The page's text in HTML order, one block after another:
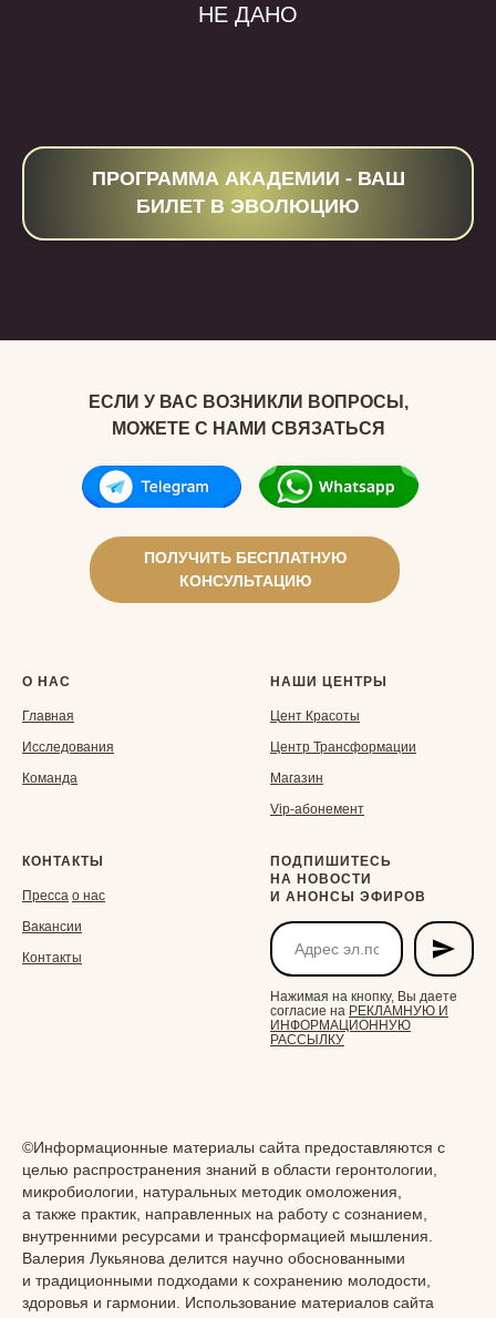
НЕ ДАНО
ПРОГРАММА АКАДЕМИИ - ВАШ
БИЛЕТ В ЭВОЛЮЦИЮ
ПРИОБРЕСТИ VIP- АБОНЕМЕНТ НА 2
ГОДА
ЕСЛИ У ВАС ВОЗНИКЛИ ВОПРОСЫ,
МОЖЕТЕ С НАМИ СВЯЗАТЬСЯ
ПОЛУЧИТЬ БЕСПЛАТНУЮ
КОНСУЛЬТАЦИЮ
О НАС
Главная
Исследования
Команда
НАШИ ЦЕНТРЫ
Цент Красоты
Центр Трансформации
Магазин
Vip-aбонемент
КОНТАКТЫ
Пресса о нас
Вакансии
Контакты
ПОДПИШИТЕСЬ
НА НОВОСТИ
И АНОНСЫ ЭФИРОВ
Нажимая на кнопку, Вы даете
согласие на РЕКЛАМНУЮ И
ИНФОРМАЦИОННУЮ
РАССЫЛКУ
©Информационные материалы сайта предоставляются с
целью распространения знаний в области геронтологии,
микробиологии, натуральных методик омоложения,
а также практик, направленных на работу с сознанием,
внутренними ресурсами и трансформацией мышления.
Валерия Лукьянова делится научно обоснованными
и традиционными подходами к сохранению молодости,
здоровья и гармонии. Использование материалов сайта